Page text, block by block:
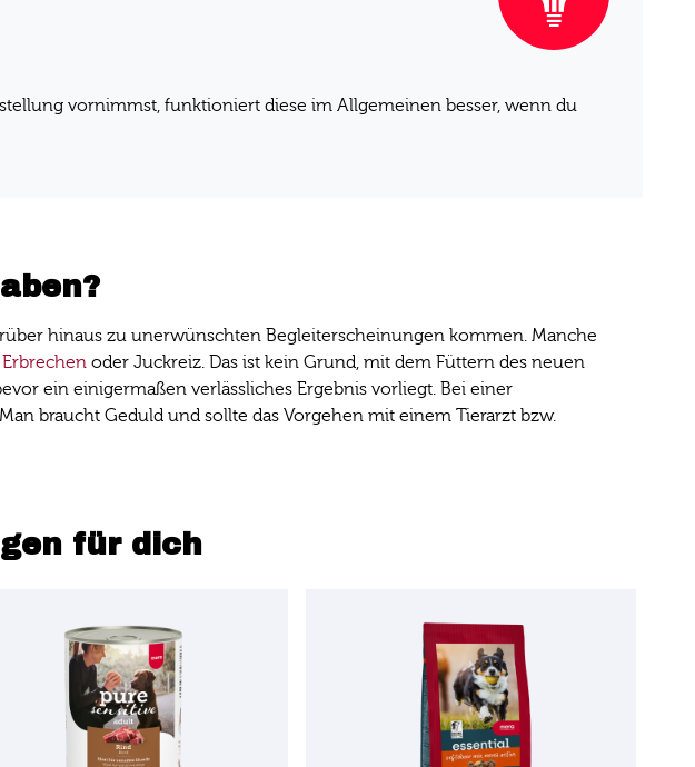
vornimmst, funktioniert diese im Allgemeinen besser, wenn du
hinaus zu unerwünschten Begleiterscheinungen kommen. Manche
Erbrechen oder Juckreiz. Das ist kein Grund, mit dem Füttern des neuen
ein einigermaßen verlässliches Ergebnis vorliegt. Bei einer
braucht Geduld und sollte das Vorgehen mit einem Tierarzt bzw.
für dich